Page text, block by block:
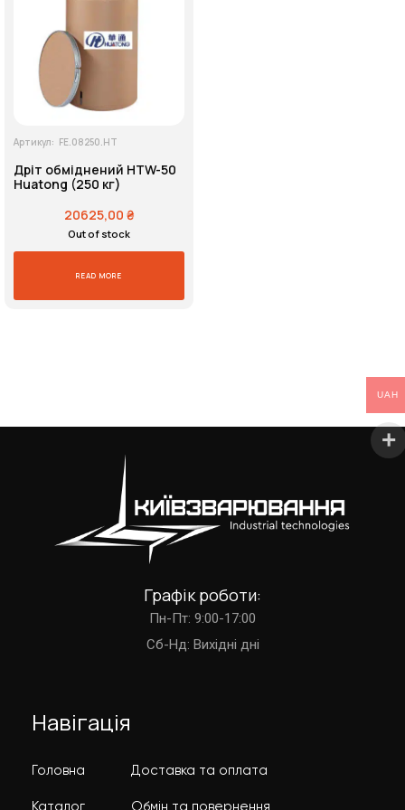
Артикул: FE.08250.HT
Дріт обміднений HTW-50
Huatong (250 кг)
20625,00 ₴
Out of stock
READ MORE
Графік роботи:
Пн-Пт: 9:00-17:00
Cб-Нд: Вихідні дні
Навігація
Головна
Каталог
Доставка та оплата
Обмін та повернення
Напруга живлення
UAH